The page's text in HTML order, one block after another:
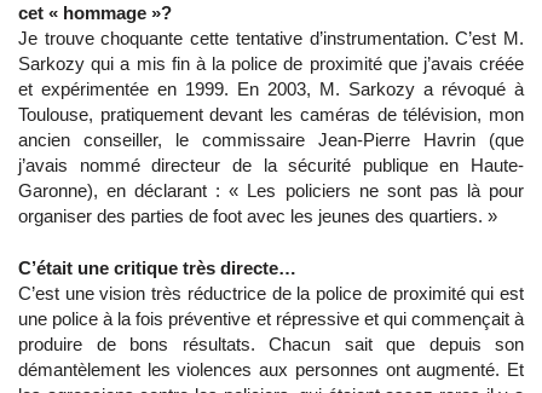
cet « hommage »?
Je trouve choquante cette tentative d’instrumentation. C’est M.
Sarkozy qui a mis fin à la police de proximité que j’avais créée
et expérimentée en 1999. En 2003, M. Sarkozy a révoqué à
Toulouse, pratiquement devant les caméras de télévision, mon
ancien conseiller, le commissaire Jean-Pierre Havrin (que
j’avais nommé directeur de la sécurité publique en Haute-
Garonne), en déclarant : « Les policiers ne sont pas là pour
organiser des parties de foot avec les jeunes des quartiers. »
C’était une critique très directe…
C’est une vision très réductrice de la police de proximité qui est
une police à la fois préventive et répressive et qui commençait à
produire de bons résultats. Chacun sait que depuis son
démantèlement les violences aux personnes ont augmenté. Et